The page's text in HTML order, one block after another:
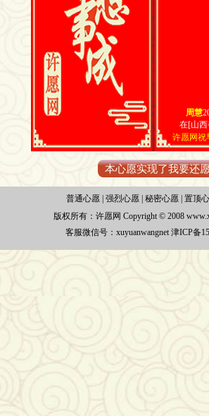
周慧
在[山
许愿网祝
本心愿实现了我要还
普通心愿 强烈心愿 秘密心愿 置顶
版权所有： 许愿网 Copyright © 2008
客服微信号：xuyuanwangnet 津ICP备